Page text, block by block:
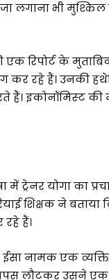
लगाना भी
एक रिपोर्ट के
कर रहे हैं। उनकी
हैं। इकोनॉमिस्‍ट
में ट्रे‍नर योगा का
शिक्षक ने
हैं।
ईसा नामक एक
लौटकर उसने